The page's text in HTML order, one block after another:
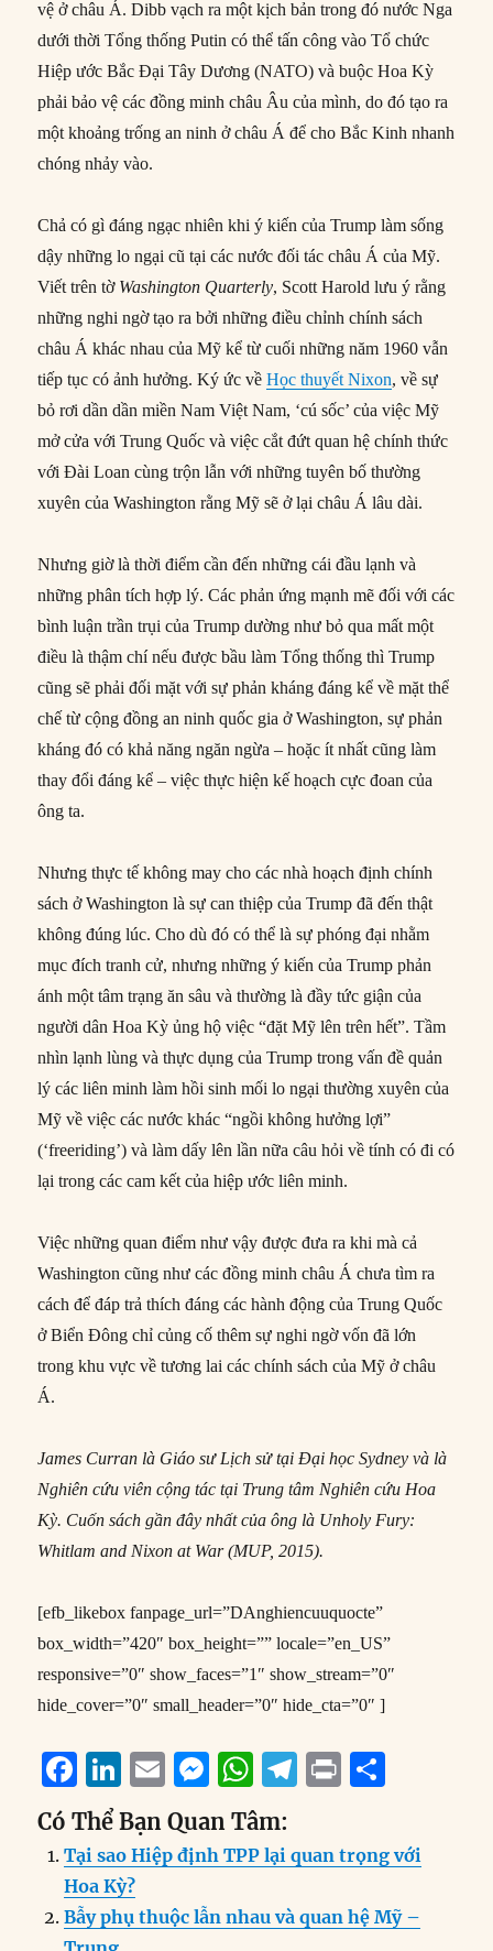
vệ ở châu Á. Dibb vạch ra một kịch bản trong đó nước Nga
dưới thời Tổng thống Putin có thể tấn công vào Tổ chức
Hiệp ước Bắc Đại Tây Dương (NATO) và buộc Hoa Kỳ
phải bảo vệ các đồng minh châu Âu của mình, do đó tạo ra
một khoảng trống an ninh ở châu Á để cho Bắc Kinh nhanh
chóng nhảy vào.
Chả có gì đáng ngạc nhiên khi ý kiến của Trump làm sống
dậy những lo ngại cũ tại các nước đối tác châu Á của Mỹ.
Viết trên tờ Washington Quarterly, Scott Harold lưu ý rằng
những nghi ngờ tạo ra bởi những điều chỉnh chính sách
châu Á khác nhau của Mỹ kể từ cuối những năm 1960 vẫn
tiếp tục có ảnh hưởng. Ký ức vềHọc thuyết Nixon, về sự
bỏ rơi dần dần miền Nam Việt Nam, ‘cú sốc’ của việc Mỹ
mở cửa với Trung Quốc và việc cắt đứt quan hệ chính thức
với Đài Loan cùng trộn lẫn với những tuyên bố thường
xuyên của Washington rằng Mỹ sẽ ở lại châu Á lâu dài.
Nhưng giờ là thời điểm cần đến những cái đầu lạnh và
những phân tích hợp lý. Các phản ứng mạnh mẽ đối với các
bình luận trần trụi của Trump dường như bỏ qua mất một
điều là thậm chí nếu được bầu làm Tổng thống thì Trump
cũng sẽ phải đối mặt với sự phản kháng đáng kể về mặt thể
chế từ cộng đồng an ninh quốc gia ở Washington, sự phản
kháng đó có khả năng ngăn ngừa – hoặc ít nhất cũng làm
thay đổi đáng kể – việc thực hiện kế hoạch cực đoan của
ông ta.
Nhưng thực tế không may cho các nhà hoạch định chính
sách ở Washington là sự can thiệp của Trump đã đến thật
không đúng lúc. Cho dù đó có thể là sự phóng đại nhằm
mục đích tranh cử, nhưng những ý kiến của Trump phản
ánh một tâm trạng ăn sâu và thường là đầy tức giận của
người dân Hoa Kỳ ủng hộ việc “đặt Mỹ lên trên hết”. Tầm
nhìn lạnh lùng và thực dụng của Trump trong vấn đề quản
lý các liên minh làm hồi sinh mối lo ngại thường xuyên của
Mỹ về việc các nước khác “ngồi không hưởng lợi”
(‘freeriding’) và làm dấy lên lần nữa câu hỏi về tính có đi có
lại trong các cam kết của hiệp ước liên minh.
Việc những quan điểm như vậy được đưa ra khi mà cả
Washington cũng như các đồng minh châu Á chưa tìm ra
cách để đáp trả thích đáng các hành động của Trung Quốc
ở Biển Đông chỉ củng cố thêm sự nghi ngờ vốn đã lớn
trong khu vực về tương lai các chính sách của Mỹ ở châu
Á.
James Curran là Giáo sư Lịch sử tại Đại học Sydney và là
Nghiên cứu viên cộng tác tại Trung tâm Nghiên cứu Hoa
Kỳ. Cuốn sách gần đây nhất của ông là Unholy Fury:
Whitlam and Nixon at War (MUP, 2015).
[efb_likebox fanpage_url=”DAnghiencuuquocte”
box_width=”420″ box_height=”” locale=”en_US”
responsive=”0″ show_faces=”1″ show_stream=”0″
hide_cover=”0″ small_header=”0″ hide_cta=”0″ ]
F
a
c
e
b
Li
n
k
e
d
E
m
ai
l
M
e
ss
e
n
W
h
at
s
A
T
e
g
r
P
n
t
a
re
Có Thể Bạn Quan Tâm:
Tại sao Hiệp định TPP lại quan trọng với
Hoa Kỳ?
Bẫy phụ thuộc lẫn nhau và quan hệ Mỹ –